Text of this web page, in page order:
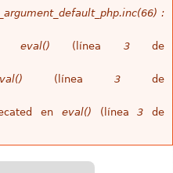
:
eval() (línea 3de
(línea 3de
en eval() (línea3 de